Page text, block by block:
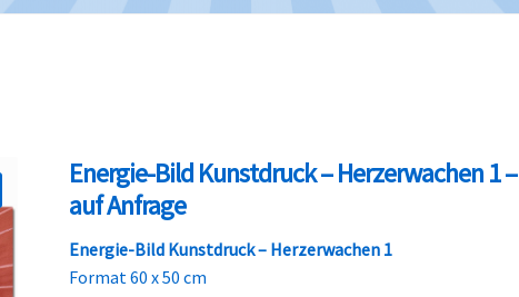
Energie-Bild Kunstdruck – Herzerwachen 1 –
auf Anfrage
Energie-Bild Kunstdruck – Herzerwachen 1
Format 60 x 50 cm